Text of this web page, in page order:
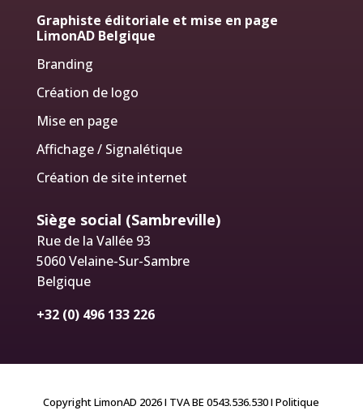
Graphiste éditoriale et mise en page
LimonAD Belgique
Branding
Création de logo
Mise en page
Affichage / Signalétique
Création de site internet
Siège social (Sambreville)
Rue de la Vallée 93
5060 Velaine-Sur-Sambre
Belgique
+32 (0) 496 133 226
Copyright LimonAD 2026 I TVA BE 0543.536.530I Politique